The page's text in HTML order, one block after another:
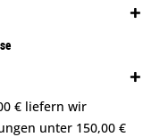
€ liefern wir
unter 150,00 €